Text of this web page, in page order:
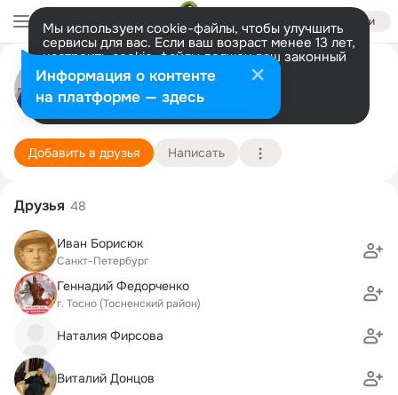
Войти
Мы используем cookie-файлы, чтобы улучшить
сервисы для вас. Если ваш возраст менее 13 лет,
настроить cookie-файлы должен ваш законный
представитель. Больше информации
Разрешить все Настроить
Михаил Богданов
Санкт-Петербург
4 школа
Подробнее
Добавить в друзья Написать
Друзья 48
Иван Борисюк
Санкт-Петербург
Геннадий Федорченко
г. Тосно (Тосненский район)
Наталия Фирсова
Виталий Донцов
Информация о контенте
на платформе — здесь